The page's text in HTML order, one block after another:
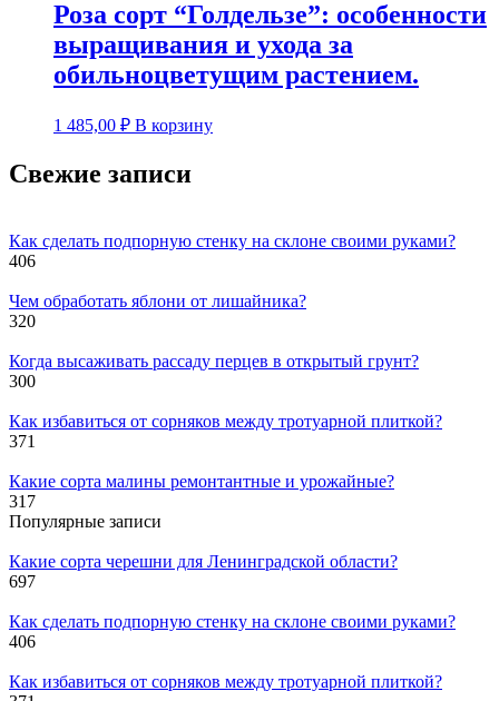
Роза сорт “Голдельзе”: особенности
выращивания и ухода за
обильноцветущим растением.
1 485,00 ₽ В корзину
Свежие записи
Как сделать подпорную стенку на склоне своими руками?
406
Чем обработать яблони от лишайника?
320
Когда высаживать рассаду перцев в открытый грунт?
300
Как избавиться от сорняков между тротуарной плиткой?
371
Какие сорта малины ремонтантные и урожайные?
317
Популярные записи
Какие сорта черешни для Ленинградской области?
697
Как сделать подпорную стенку на склоне своими руками?
406
Как избавиться от сорняков между тротуарной плиткой?